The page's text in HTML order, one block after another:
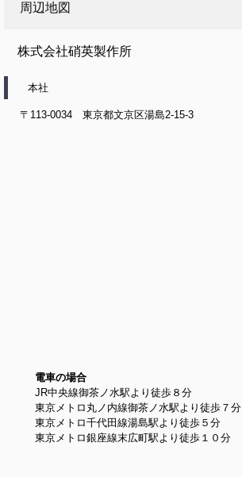
周辺地図
株式会社硝英製作所
本社
〒113-0034 東京都文京区湯島2-15-3
電車の場合
JR中央線御茶ノ水駅より徒歩８分
東京メトロ丸ノ内線御茶ノ水駅より徒歩７分
東京メトロ千代田線湯島駅より徒歩５分
東京メトロ銀座線末広町駅より徒歩１０分